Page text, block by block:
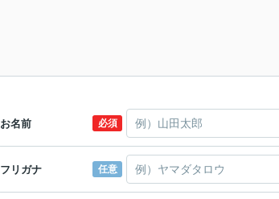
お名前 必須
フリガナ 任意